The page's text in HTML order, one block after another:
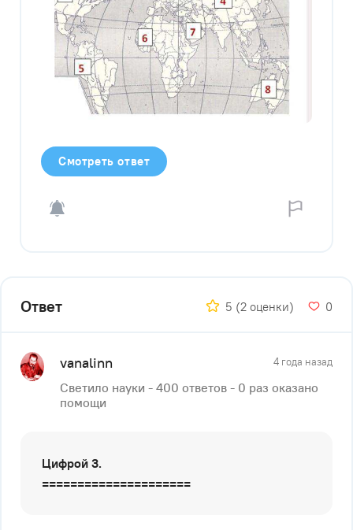
Смотреть ответ
Ответ 5 (2 оценки) 0
vanalinn 4 года назад
Светило науки - 400 ответов - 0 раз оказано
помощи
Цифрой 3.
=====================